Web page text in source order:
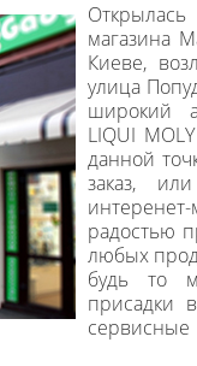
Открылась
магазина
Киеве,
улица
широкий
LIQUI
данной
заказ,
радостью
любых
будь то
присадки